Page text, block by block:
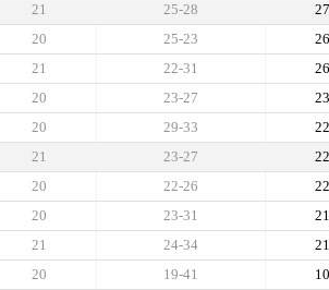
27
25-28
21
26
25-23
20
26
22-31
21
23
23-27
20
22
29-33
20
22
23-27
21
22
22-26
20
21
23-31
20
21
24-34
21
10
19-41
20